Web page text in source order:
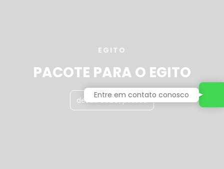
EGITO
PACOTE PARA O EGITO
desde 692€/pessoa
Entre em contato conosco